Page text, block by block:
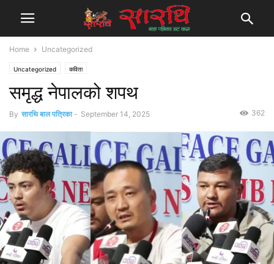
Home Uncategorized
Uncategorized कविता
समृद्ध नेपालको शपथ
By सारथि बाल पत्रिका - September 14, 2025 362